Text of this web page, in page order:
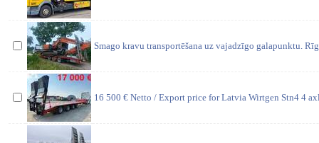
Smago kravu transportēšana uz vajadzīgo galapunktu.
16 500 € Netto / Export price for Latvia Wirtgen Stn4 4